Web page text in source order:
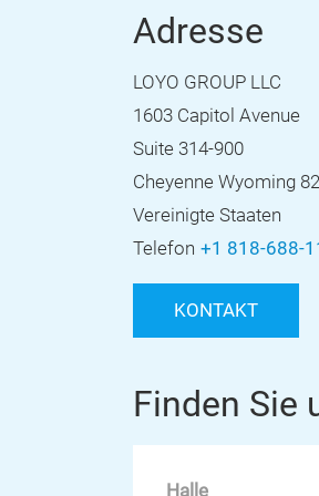
Adresse
LOYO GROUP LLC
1603 Capitol Avenue
Suite 314-900
Cheyenne Wyoming
Vereinigte Staaten
Telefon +1 818-688-
KONTAKT
Finden Sie
Halle